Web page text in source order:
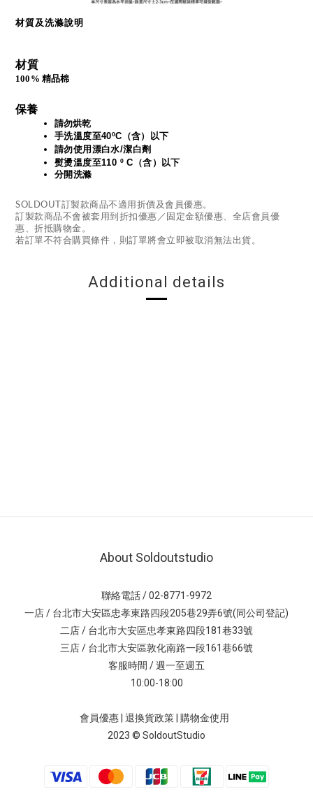
材質及洗滌說明
材質
100% 精品棉
保養
請勿烘乾
手洗溫度至40ºC（含）以下
請勿使用漂白水/潔白劑
熨燙溫度至110 º C（含）以下
分開洗滌
SOLDOUT訂製款商品不適用折價及會員優惠。
訂製款商品不會被套用到折扣優惠／固定金額優惠、全店會員優
惠、折抵購物金。
若訂單不符合購買條件，則訂單將會立即被取消無法出貨。
Additional details
About Soldoutstudio
聯絡電話 / 02-8771-9972
一店 / 台北市大安區忠孝東路四段205巷29弄6號(同公司登記)
二店 / 台北市大安區忠孝東路四段181巷33號
三店 / 台北市大安區敦化南路一段161巷66號
客服時間 / 週一至週五
10:00-18:00
會員優惠| 退換貨政策| 購物金使用
2023 © SoldoutStudio